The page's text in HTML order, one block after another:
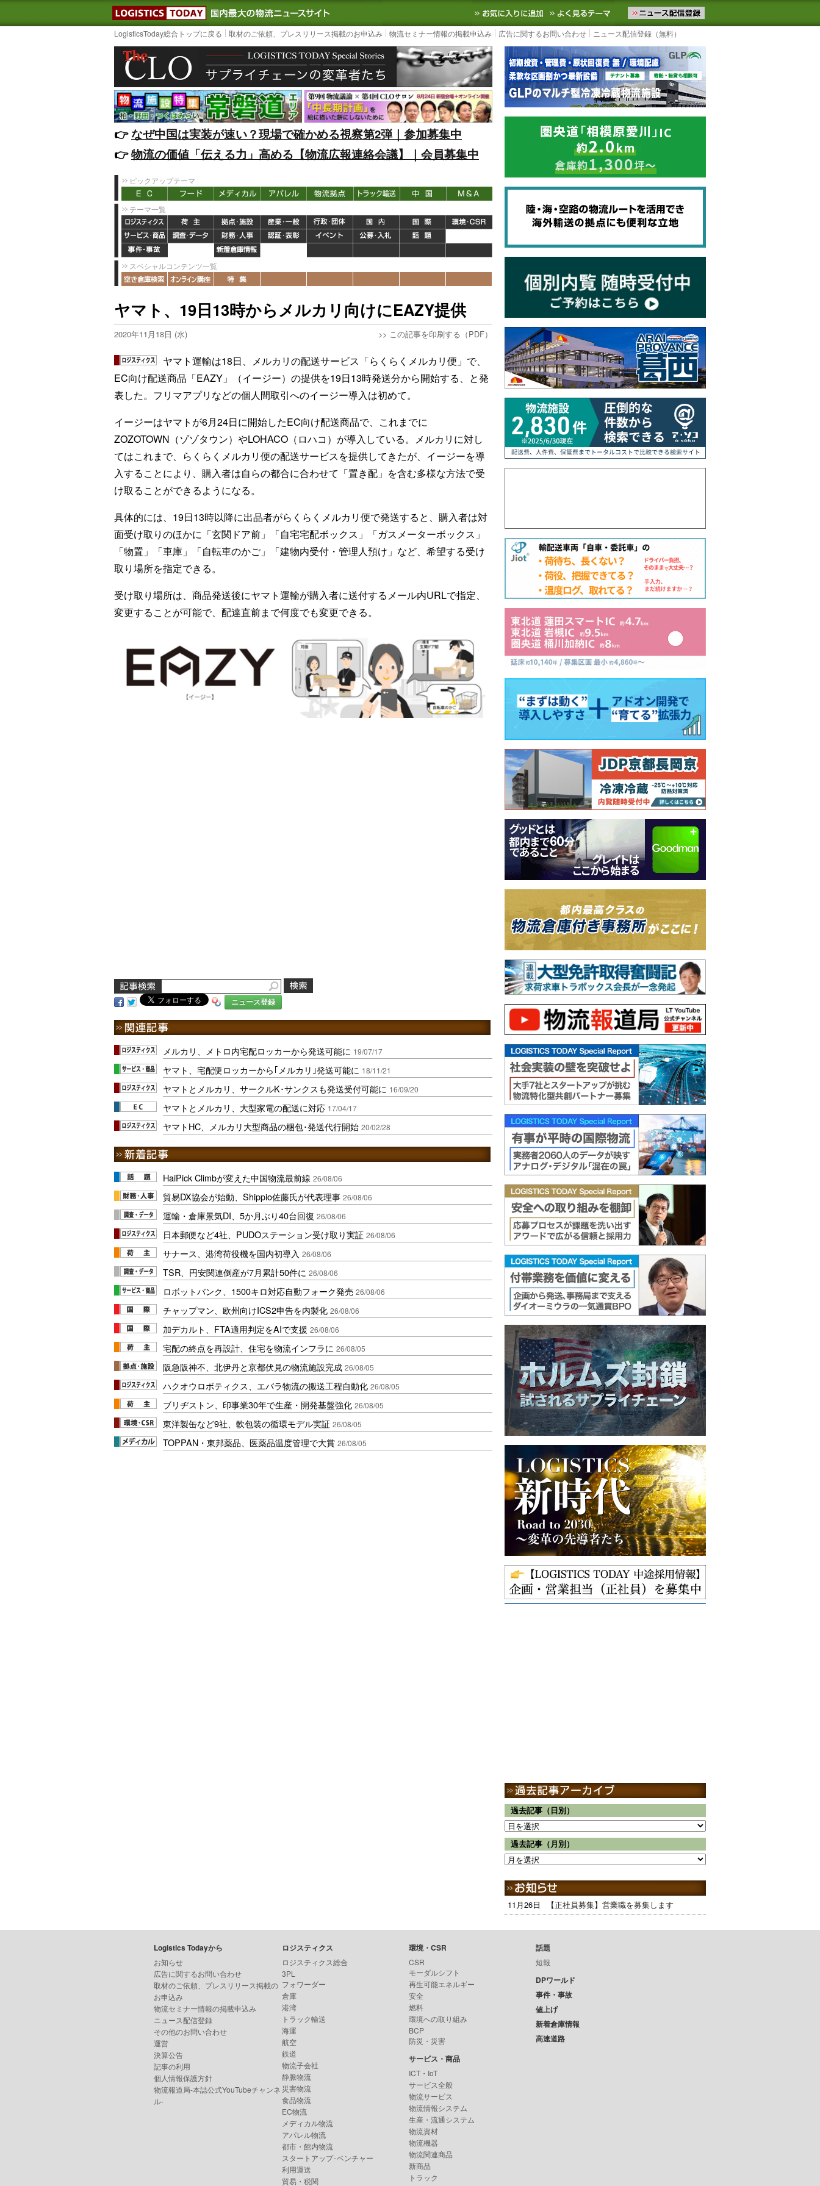
LOGISTICS TODAY｜国内最大の物流ニュースサイト3PL, SCMなど国内外の最新の物流ニュースをお届けします。物流ニュースメール配信を登録す
お気に入りに追加 よく見るテーマ
LogisticsToday総合トップに戻る 取材のご依頼、プレスリリース掲載のお申込み 物流セミナー情報の掲載申込み 広告に関するお問い合わせ ニュース配信登録（無料）
👉️なぜ中国は実装が速い？現場で確かめる視察第2弾｜参加募集中
👉️物流の価値「伝える力」高める【物流広報連絡会議】｜会員募集中
ピックアップテーマ
テーマ一覧
スペシャルコンテンツ一覧
ヤマト、19日13時からメルカリ向けにEAZY提供
2020年11月18日 (水) >> この記事を印刷する（PDF）
ヤマト運輸は18日、メルカリの配送サービス「らくらくメルカリ便」で、
EC向け配送商品「EAZY」（イージー）の提供を19日13時発送分から開始する、と発
表した。フリマアプリなどの個人間取引へのイージー導入は初めて。
イージーはヤマトが6月24日に開始したEC向け配送商品で、これまでに
ZOZOTOWN（ゾゾタウン）やLOHACO（ロハコ）が導入している。メルカリに対し
てはこれまで、らくらくメルカリ便の配送サービスを提供してきたが、イージーを導
入することにより、購入者は自らの都合に合わせて「置き配」を含む多様な方法で受
け取ることができるようになる。
具体的には、19日13時以降に出品者がらくらくメルカリ便で発送すると、購入者は対
面受け取りのほかに「玄関ドア前」「自宅宅配ボックス」「ガスメーターボックス」
「物置」「車庫」「自転車のかご」「建物内受付・管理人預け」など、希望する受け
取り場所を指定できる。
受け取り場所は、商品発送後にヤマト運輸が購入者に送付するメール内URLで指定、
変更することが可能で、配達直前まで何度でも変更できる。
ニュース登録
メルカリ、メトロ内宅配ロッカーから発送可能に 19/07/17
ヤマト、宅配便ロッカーから｢メルカリ｣発送可能に 18/11/21
ヤマトとメルカリ、サークルK･サンクスも発送受付可能に 16/09/20
ヤマトとメルカリ、大型家電の配送に対応 17/04/17
ヤマトHC、メルカリ大型商品の梱包･発送代行開始 20/02/28
HaiPick Climbが変えた中国物流最前線 26/08/06
貿易DX協会が始動、Shippio佐藤氏が代表理事 26/08/06
運輸・倉庫景気DI、5か月ぶり40台回復 26/08/06
日本郵便など4社、PUDOステーション受け取り実証 26/08/06
サナース、港湾荷役機を国内初導入 26/08/06
TSR、円安関連倒産が7月累計50件に 26/08/06
ロボットバンク、1500キロ対応自動フォーク発売 26/08/06
チャップマン、欧州向けICS2申告を内製化 26/08/06
加デカルト、FTA適用判定をAIで支援 26/08/06
宅配の終点を再設計、住宅を物流インフラに 26/08/05
阪急阪神不、北伊丹と京都伏見の物流施設完成 26/08/05
ハクオウロボティクス、エバラ物流の搬送工程自動化 26/08/05
ブリヂストン、印事業30年で生産・開発基盤強化 26/08/05
東洋製缶など9社、軟包装の循環モデル実証 26/08/05
TOPPAN・東邦薬品、医薬品温度管理で大賞 26/08/05
過去記事（日別）
過去記事（月別）
11月26日 【正社員募集】営業職を募集します
Logistics Todayから
お知らせ
広告に関するお問い合わせ
取材のご依頼、プレスリリース掲載の
お申込み
物流セミナー情報の掲載申込み
ニュース配信登録
その他のお問い合わせ
運営
決算公告
記事の利用
個人情報保護方針
物流報道局-本誌公式YouTubeチャンネ
ル-
ロジスティクス
ロジスティクス総合
3PL
フォワーダー
倉庫
港湾
トラック輸送
海運
航空
鉄道
物流子会社
静脈物流
災害物流
食品物流
EC物流
メディカル物流
アパレル物流
都市・館内物流
スタートアップ･ベンチャー
利用運送
貿易・税関
環境・CSR
CSR
モーダルシフト
再生可能エネルギー
安全
燃料
環境への取り組み
BCP
防災・災害
サービス・商品
ICT・IoT
サービス全般
物流サービス
物流情報システム
生産・流通システム
物流資材
物流機器
物流関連商品
新商品
トラック
話題
短報
DPワールド
事件・事故
値上げ
新着倉庫情報
高速道路